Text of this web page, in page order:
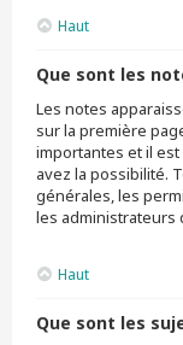
Haut
Que sont les
Les notes
sur la première
importantes et il
avez la possibilité.
générales, les
les administrateurs
Haut
Que sont les